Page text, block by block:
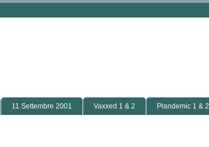
11 Settembre 2001 Vaxxed 1 & 2 Plandemic 1 & 2